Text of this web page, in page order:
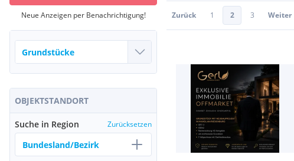
Neue Anzeigen per Benachrichtigung!
OBJEKTSTANDORT
Suche in Region Zurücksetzen
Bundesland/Bezirk
Zurück 1 2 3 Weiter